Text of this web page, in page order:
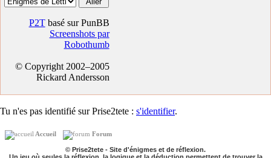
P2Tbasé sur PunBB
Screenshots par
Robothumb
© Copyright 2002–2005
Rickard Andersson
Tu n'es pas identifié sur Prise2tete : s'identifier.
Accueil Forum
© Prise2tete - Site d'énigmes et de réflexion.